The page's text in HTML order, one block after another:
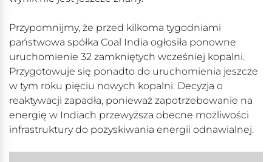
Przypomnijmy, że przed kilkoma tygodniami
państwowa spółka Coal India ogłosiła ponowne
uruchomienie 32 zamkniętych wcześniej kopalni.
Przygotowuje się ponadto do uruchomienia jeszcze
w tym roku pięciu nowych kopalni. Decyzja o
reaktywacji zapadła, ponieważ zapotrzebowanie na
energię w Indiach przewyższa obecne możliwości
infrastruktury do pozyskiwania energii odnawialnej.